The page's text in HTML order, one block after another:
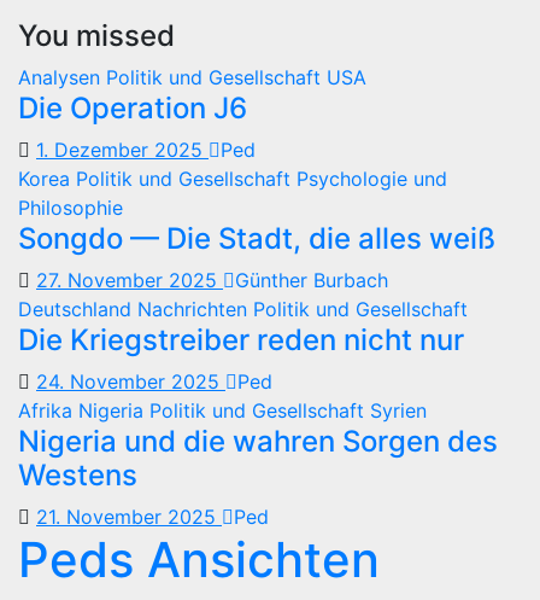
You missed
Analysen Politik und Gesellschaft USA
Die Operation J6
1. Dezember 2025
Ped
Korea Politik und Gesellschaft Psychologie und
Philosophie
Songdo — Die Stadt, die alles weiß
27. November 2025
Günther Burbach
Deutschland Nachrichten Politik und Gesellschaft
Die Kriegstreiber reden nicht nur
24. November 2025
Ped
Afrika Nigeria Politik und Gesellschaft Syrien
Nigeria und die wahren Sorgen des
Westens
21. November 2025 Ped
Peds Ansichten